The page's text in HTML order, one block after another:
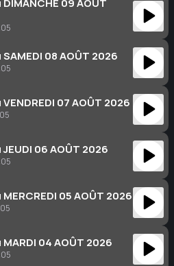
09 AOÛT
08 AOÛT 2026
07 AOÛT 2026
06 AOÛT 2026
05 AOÛT 2026
04 AOÛT 2026